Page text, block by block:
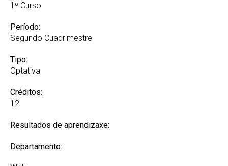
1º Curso
Período:
Segundo Cuadrimestre
Tipo:
Optativa
Créditos:
12
Resultados de aprendizaxe:
Departamento: